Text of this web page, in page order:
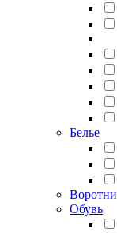
Белье
Обувь